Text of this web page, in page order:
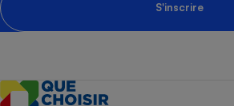
S'inscrire